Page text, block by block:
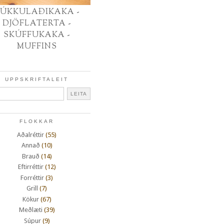
-
DJÖFLATERTA -
SKÚFFUKAKA -
MUFFINS
UPPSKRIFTALEIT
FLOKKAR
Aðalréttir (55)
Annað (10)
Brauð (14)
Eftirréttir (12)
Forréttir (3)
Grill
(7)
Kökur (67)
Meðlæti (39)
Súpur (9)